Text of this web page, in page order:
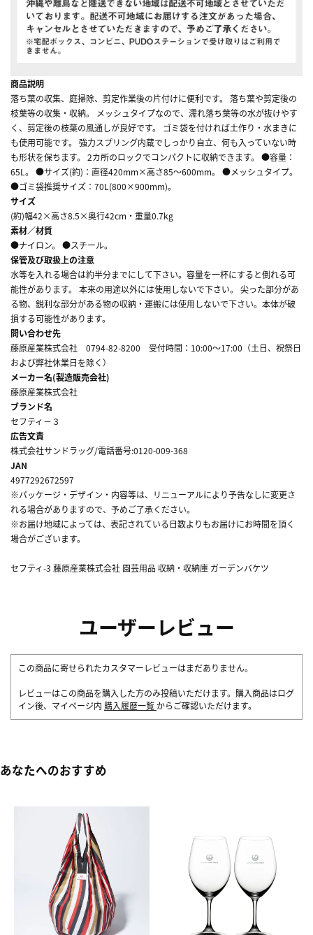
商品説明
落ち葉の収集、庭掃除、剪定作業後の片付けに便利です。 落ち葉や剪定後の
枝葉等の収集・収納。 メッシュタイプなので、濡れ落ち葉等の水が抜けやす
く、剪定後の枝葉の風通しが良好です。 ゴミ袋を付ければ土作り・水まきに
も使用可能です。 強力スプリング内蔵でしっかり自立、何も入っていない時
も形状を保ちます。 2カ所のロックでコンパクトに収納できます。 ●容量：
65L。 ●サイズ(約)：直径420mm×高さ85～600mm。 ●メッシュタイプ。
●ゴミ袋推奨サイズ：70L(800×900mm)。
サイズ
(約)幅42×高さ8.5×奥行42cm・重量0.7kg
素材／材質
●ナイロン。 ●スチール。
保管及び取扱上の注意
水等を入れる場合は約半分までにして下さい。容量を一杯にすると倒れる可
能性があります。 本来の用途以外には使用しないで下さい。 尖った部分があ
る物、鋭利な部分がある物の収納・運搬には使用しないで下さい。本体が破
損する可能性があります。
問い合わせ先
藤原産業株式会社 0794-82-8200 受付時間：10:00～17:00（土日、祝祭日
および弊社休業日を除く）
メーカー名(製造販売会社)
藤原産業株式会社
ブランド名
セフティ－３
広告文責
株式会社サンドラッグ/電話番号:0120-009-368
JAN
4977292672597
※パッケージ・デザイン・内容等は、リニューアルにより予告なしに変更さ
れる場合がありますので、予めご了承ください。
※お届け地域によっては、表記されている日数よりもお届けにお時間を頂く
場合がございます。
セフティ-3 藤原産業株式会社 園芸用品 収納・収納庫 ガーデンバケツ
ユーザーレビュー
この商品に寄せられたカスタマーレビューはまだありません。
レビューはこの商品を購入した方のみ投稿いただけます。購入商品はログ
イン後、マイページ内 購入履歴一覧 からご確認いただけます。
あなたへのおすすめ